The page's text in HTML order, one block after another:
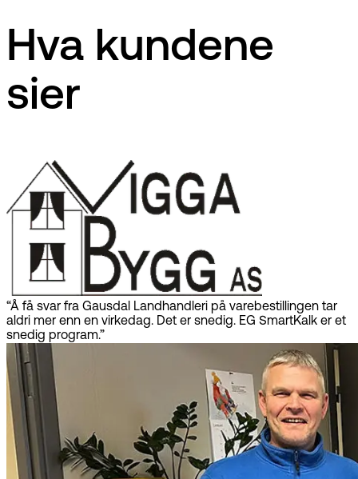
Hva kundene
sier
“Å få svar fra Gausdal Landhandleri på varebestillingen tar
aldri mer enn en virkedag. Det er snedig. EG SmartKalk er et
snedig program.”